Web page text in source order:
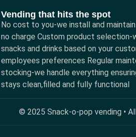
Vending that hits the spot
No cost to you-we install and
no charge Custom product selection-
snacks and drinks based on your
employees preferences Regular
stocking-we handle everything
stays clean,filled and fully functional
© 2025 Snack-o-pop vending •